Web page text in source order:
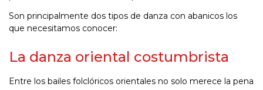
Son principalmente dos tipos de danza con abanicos los
que necesitamos conocer:
La danza oriental costumbrista
Entre los bailes folclóricos orientales no solo merece la pena